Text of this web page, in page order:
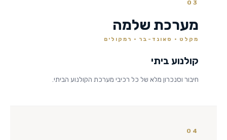
03
מערכת שלמה
מקלט · סאונד-בר · רמקולים
קולנוע ביתי
חיבור וסנכרון מלא של כל רכיבי מערכת הקולנוע הביתי.
04